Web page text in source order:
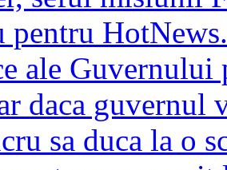
pentru
ale Guvernului
daca guvernul
sa duca la o